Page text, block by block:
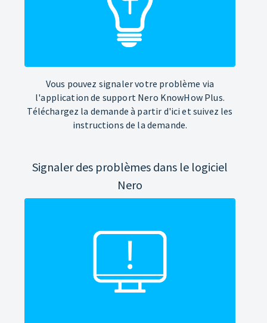
Vous pouvez signaler votre problème via
l'application de support Nero KnowHow Plus.
Téléchargez la demande à partir d'ici et suivez les
instructions de la demande.
Signaler des problèmes dans le logiciel
Nero